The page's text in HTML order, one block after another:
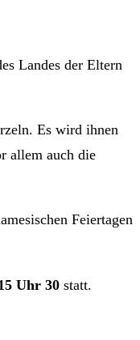
Landes der Eltern
Es wird ihnen
allem auch die
Feiertagen
Uhr 30 statt.